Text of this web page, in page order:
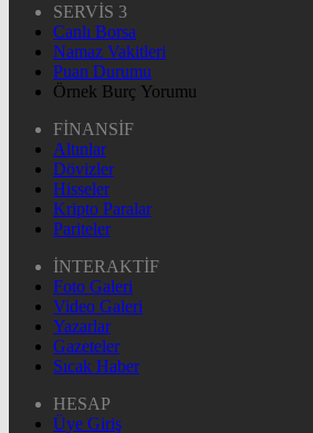
SERVİS 3
Canlı Borsa
Namaz Vakitleri
Puan Durumu
Örnek Burç Yorumu
FİNANSİF
Altınlar
Dövizler
Hisseler
Kripto Paralar
Pariteler
İNTERAKTİF
Foto Galeri
Video Galeri
Yazarlar
Gazeteler
Sıcak Haber
HESAP
Üye Giriş